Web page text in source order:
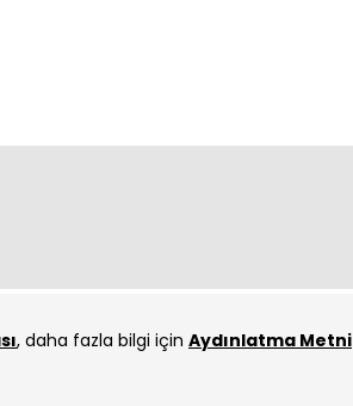
, daha fazla bilgi için Aydınlatma Metni